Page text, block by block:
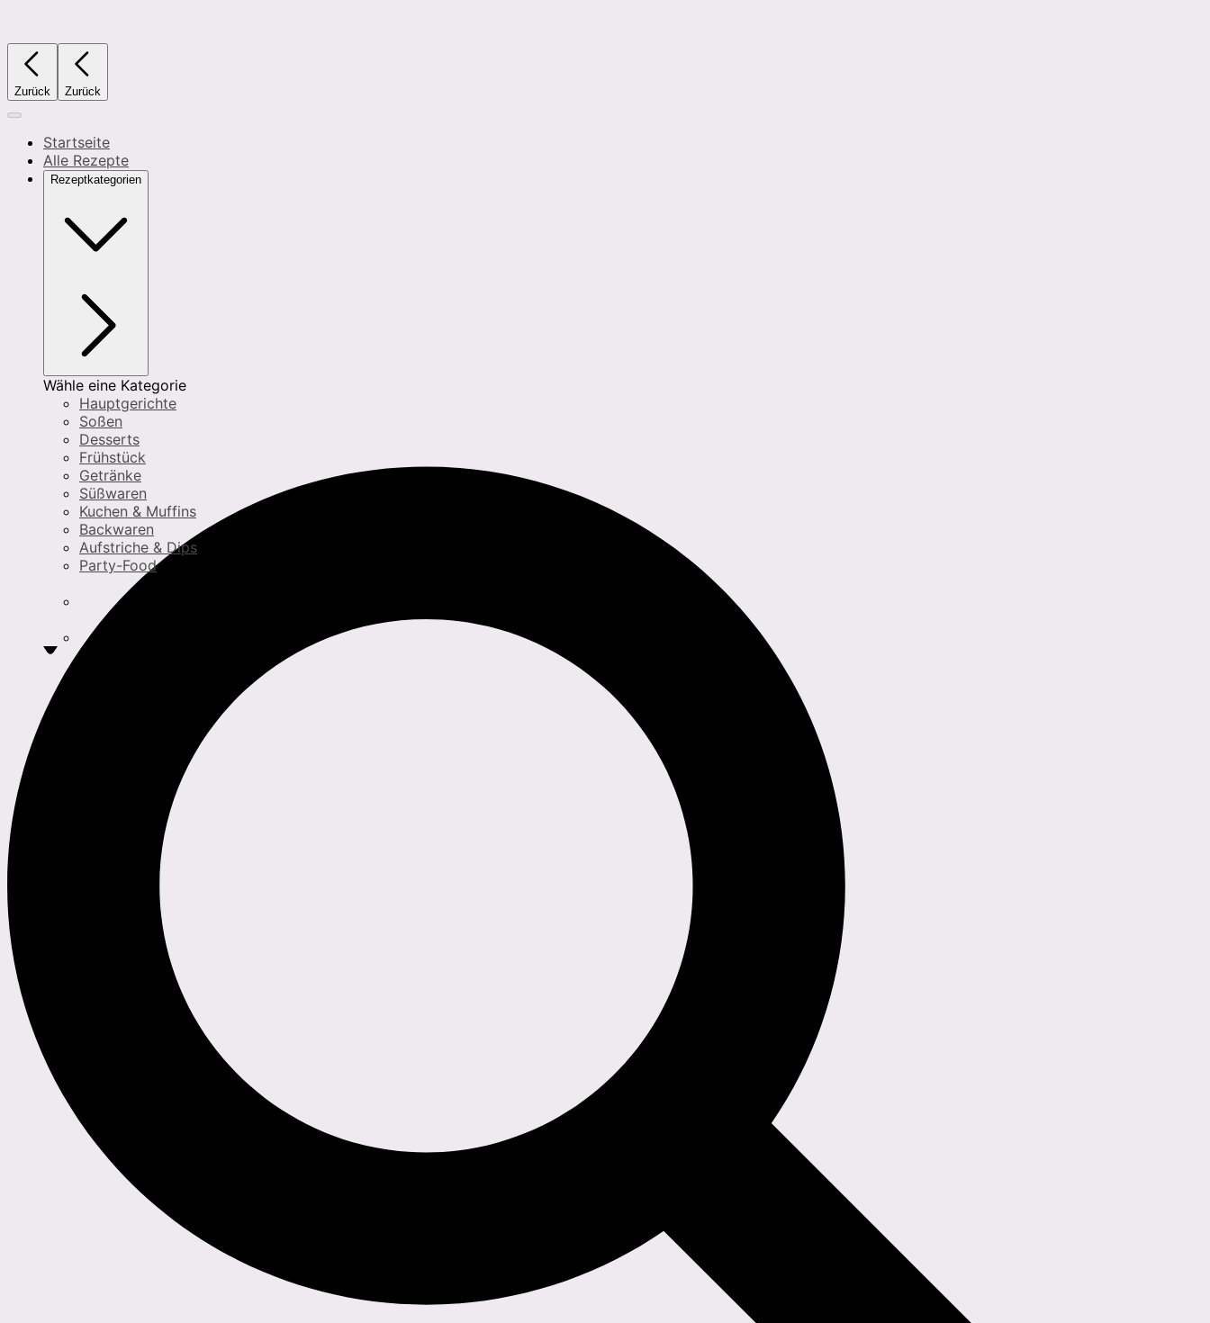
Zurück Zurück
Startseite
Alle Rezepte
Rezeptkategorien
Wähle eine Kategorie
Hauptgerichte
Soßen
Desserts
Frühstück
Getränke
Süßwaren
Kuchen & Muffins
Backwaren
Aufstriche & Dips
Party-Food